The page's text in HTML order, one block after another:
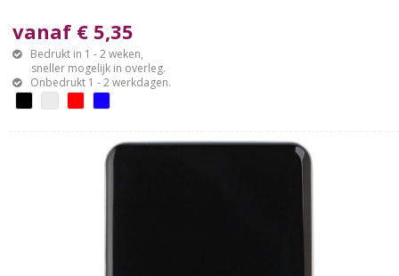
vanaf € 5,35
Bedrukt in 1 - 2 weken,
sneller mogelijk in overleg.
Onbedrukt 1 - 2 werkdagen.